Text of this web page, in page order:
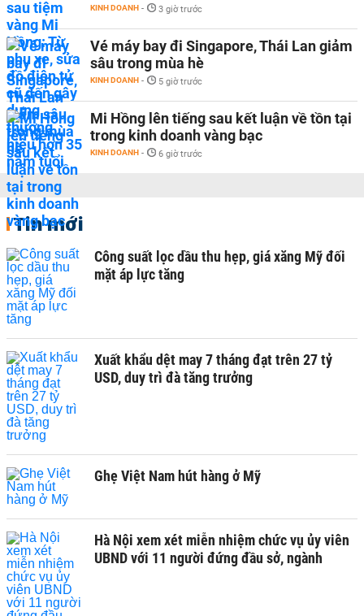
KINH DOANH - 3 giờ trước
Vé máy bay đi Singapore, Thái Lan giảm
sâu trong mùa hè
KINH DOANH - 5 giờ trước
Mi Hồng lên tiếng sau kết luận về tồn tại
trong kinh doanh vàng bạc
KINH DOANH - 6 giờ trước
Tin mới
Công suất lọc dầu thu hẹp, giá xăng Mỹ đối
mặt áp lực tăng
Xuất khẩu dệt may 7 tháng đạt trên 27 tỷ
USD, duy trì đà tăng trưởng
Ghẹ Việt Nam hút hàng ở Mỹ
Hà Nội xem xét miễn nhiệm chức vụ ủy viên
UBND với 11 người đứng đầu sở, ngành